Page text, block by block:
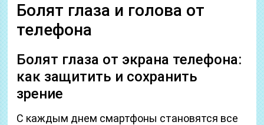
Болят глаза и голова от
телефона
Болят глаза от экрана телефона:
как защитить и сохранить
зрение
С каждым днем смартфоны становятся все